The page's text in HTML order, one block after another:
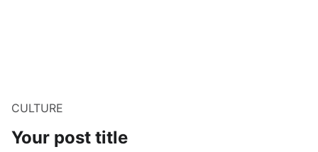
CULTURE
Your post title